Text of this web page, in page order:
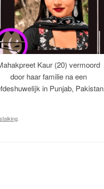
Kaur (20) vermoord
door haar familie na een
in Punjab, Pakistan
stalking